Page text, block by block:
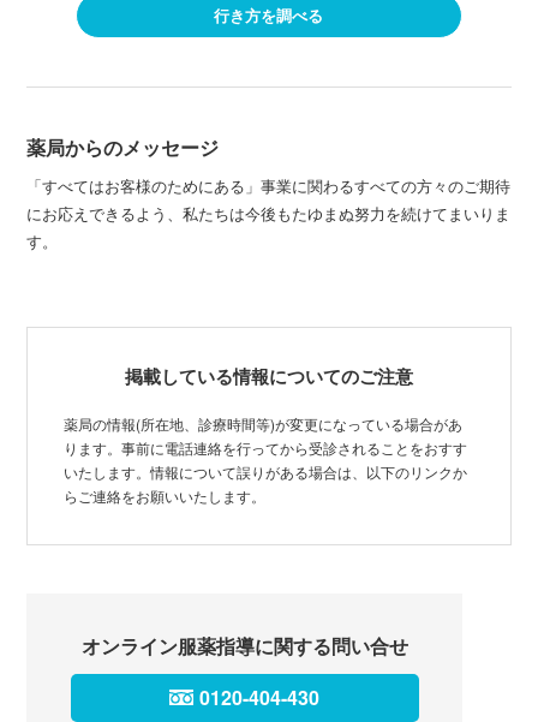
行き方を調べる
薬局からのメッセージ
「すべてはお客様のためにある」事業に関わるすべての方々のご期待
にお応えできるよう、私たちは今後もたゆまぬ努力を続けてまいりま
す。
掲載している情報についてのご注意
薬局の情報(所在地、診療時間等)が変更になっている場合があ
ります。事前に電話連絡を行ってから受診されることをおすす
いたします。情報について誤りがある場合は、以下のリンクか
らご連絡をお願いいたします。
オンライン服薬指導に関する問い合せ
0120-404-430